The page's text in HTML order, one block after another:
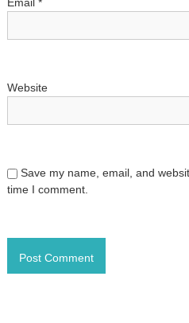
Website
Save my name, email, and
time I comment.